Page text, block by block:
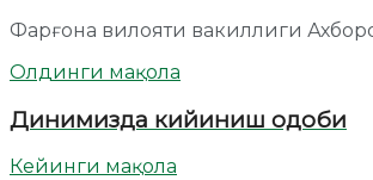
Фарғона вилояти вакиллиги
Олдинги мақола
Динимизда кийиниш одоби
Кейинги мақола